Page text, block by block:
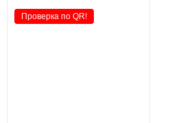
Проверка по QR!